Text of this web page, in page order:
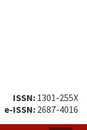
ISSN: 1301-255X
e-ISSN: 2687-4016